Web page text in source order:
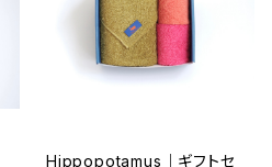
Hippopotamus｜ギフトセ